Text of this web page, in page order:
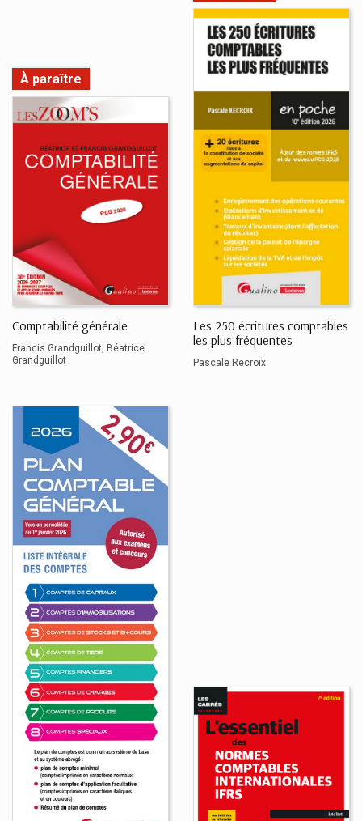
Comptabilité générale
Francis Grandguillot Béatrice
Grandguillot
À paraître
Les 250 écritures comptables
les plus fréquentes
Pascale Recroix